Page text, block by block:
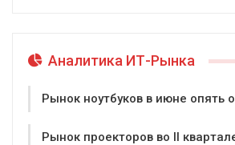
Аналитика ИТ-Рынка
Рынок ноутбуков в июне опять
Рынок проекторов во II